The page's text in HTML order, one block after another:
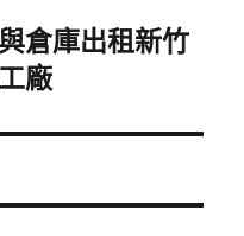
倉庫出租新竹
廠